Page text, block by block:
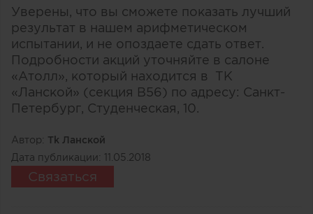
Уверены, что вы сможете показать лучший
результат в нашем арифметическом
испытании, и не опоздаете сдать ответ.
Подробности акций уточняйте в салоне
«Атолл», который находится в ТК
«Ланской» (секция B56) по адресу: Санкт-
Петербург, Студенческая, 10.
Автор: Тk Ланской
Дата публикации: 11.05.2018
Связаться